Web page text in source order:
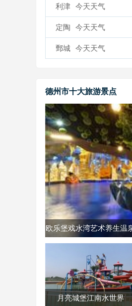
利津 今天天气
定陶 今天天气
鄄城 今天天气
德州市十大旅游景点
欧乐堡戏水湾艺术养生温
月亮城堡江南水世界